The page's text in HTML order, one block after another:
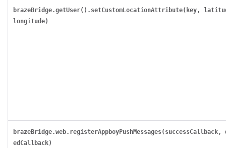
brazeBridge.getUser().setCustomLocationAttribute(key,
longitude)
brazeBridge.web.registerAppboyPushMessages(successCallback,
edCallback)